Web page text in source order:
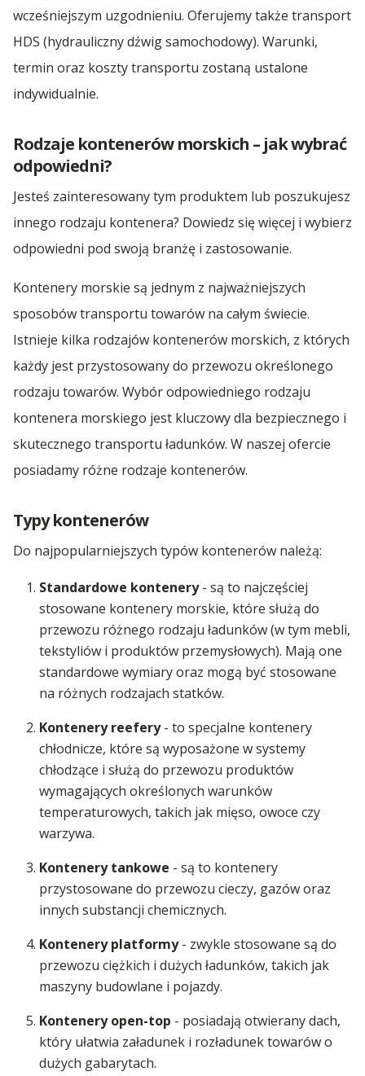
wcześniejszym uzgodnieniu. Oferujemy także transport
HDS (hydrauliczny dźwig samochodowy). Warunki,
termin oraz koszty transportu zostaną ustalone
indywidualnie.
Rodzaje kontenerów morskich – jak wybrać
odpowiedni?
Jesteś zainteresowany tym produktem lub poszukujesz
innego rodzaju kontenera? Dowiedz się więcej i wybierz
odpowiedni pod swoją branżę i zastosowanie.
Kontenery morskie są jednym z najważniejszych
sposobów transportu towarów na całym świecie.
Istnieje kilka rodzajów kontenerów morskich, z których
każdy jest przystosowany do przewozu określonego
rodzaju towarów. Wybór odpowiedniego rodzaju
kontenera morskiego jest kluczowy dla bezpiecznego i
skutecznego transportu ładunków. W naszej ofercie
posiadamy różne rodzaje kontenerów.
Typy kontenerów
Do najpopularniejszych typów kontenerów należą:
Standardowe kontenery- są to najczęściej
stosowane kontenery morskie, które służą do
przewozu różnego rodzaju ładunków (w tym mebli,
tekstyliów i produktów przemysłowych). Mają one
standardowe wymiary oraz mogą być stosowane
na różnych rodzajach statków.
Kontenery reefery- to specjalne kontenery
chłodnicze, które są wyposażone w systemy
chłodzące i służą do przewozu produktów
wymagających określonych warunków
temperaturowych, takich jak mięso, owoce czy
warzywa.
Kontenery tankowe - są to kontenery
przystosowane do przewozu cieczy, gazów oraz
innych substancji chemicznych.
Kontenery platformy- zwykle stosowane są do
przewozu ciężkich i dużych ładunków, takich jak
maszyny budowlane i pojazdy.
Kontenery open-top - posiadają otwierany dach,
który ułatwia załadunek i rozładunek towarów o
dużych gabarytach.